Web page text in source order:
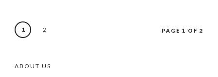
1 2 PAGE 1 OF 2
ABOUT US